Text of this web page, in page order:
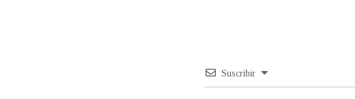
Suscribir